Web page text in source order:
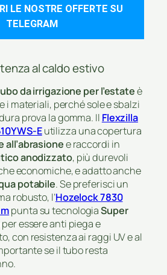
LE NOSTRE OFFERTE SU
TELEGRAM
al caldo estivo
da irrigazione per l’estateè
i materiali, perché sole e sbalzi
prova la gomma. Il Flexzilla
Eutilizza una copertura
e raccordi in
anodizzato, più durevoli
economiche, e adatto anche
potabile. Se preferisci un
robusto, l’Hozelock 7830
punta su tecnologiaSuper
essere anti piega e
con resistenza ai raggi UV e al
se il tubo resta